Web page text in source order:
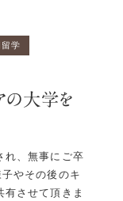
学
の大学を
れ、無事にご卒
やその後のキ
有させて頂きま